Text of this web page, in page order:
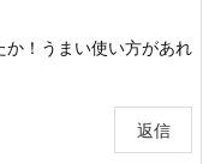
か！うまい使い方があれ
返信